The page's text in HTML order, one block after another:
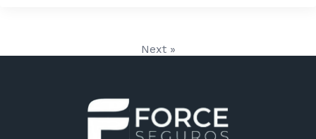
Next »